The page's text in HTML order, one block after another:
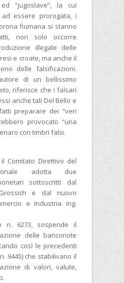
ed “jugoslave”, la cui
essere prorogata, i
fiumana si stanno
non solo occorre
illegale delle
e croate, ma anche il
delle falsificazioni.
di un bellissimo
riferisce che i falsari
anche tali Del Bello e
preparare dei “veri
provocato “una
con timbri falsi.
Comitato Direttivo del
adotta due
sottoscritti dal
e dal nuovo
e Industria ing.
n. 6273, sospende il
delle banconote
così le precedenti
9445) che stabilivano il
di valori, valute,